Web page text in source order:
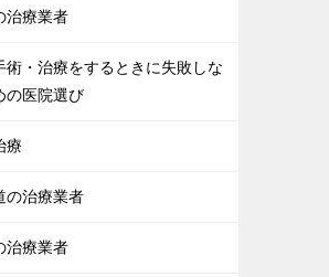
治療業者
術・治療をするときに失敗しな
の医院選び
療
の治療業者
治療業者